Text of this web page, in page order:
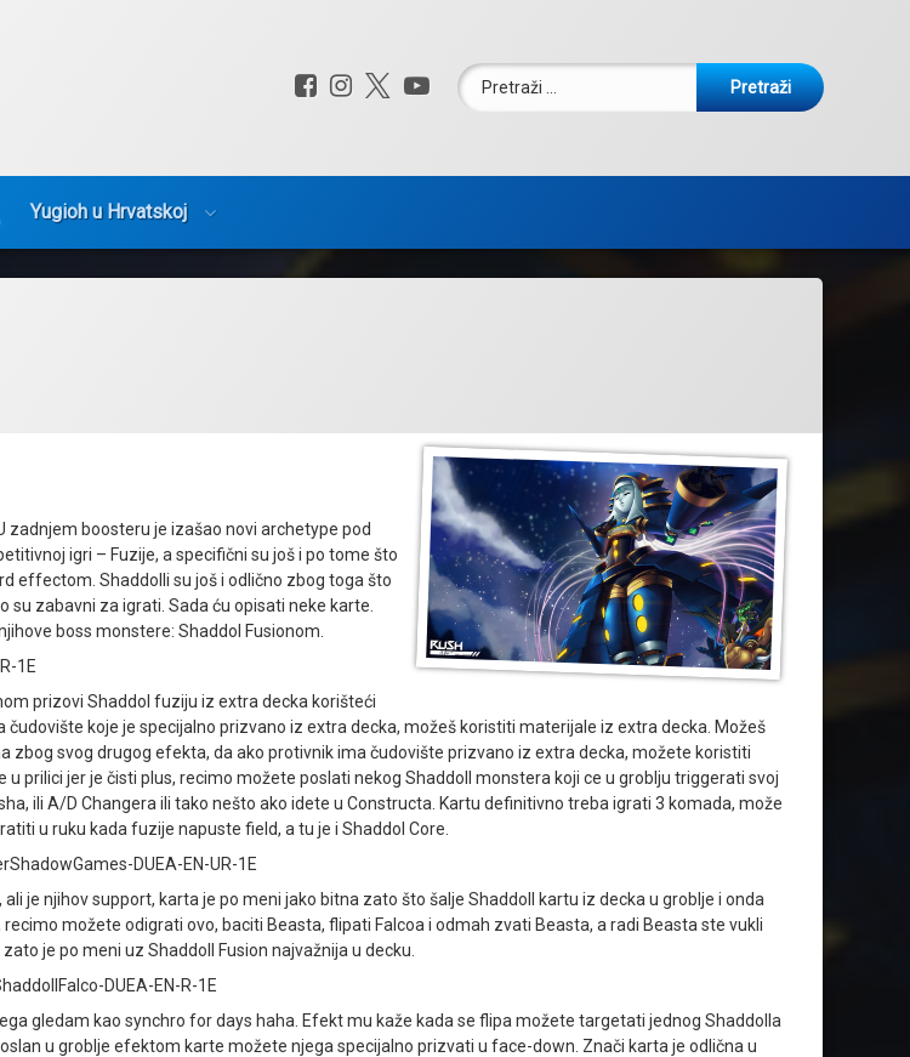
Facebook
Instagram
X.com
YouTube
Pretraži:
Yugioh u Hrvatskoj
zadnjem boosteru je izašao novi archetype pod
igri – Fuzije, a specifični su još i po tome što
effectom. Shaddolli su još i odlično zbog toga što
zabavni za igrati. Sada ću opisati neke karte.
boss monstere: Shaddol Fusionom.
prizovi Shaddol fuziju iz extra decka korišteći
koje je specijalno prizvano iz extra decka, možeš koristiti materijale iz extra decka. Možeš
zbog svog drugog efekta, da ako protivnik ima čudovište prizvano iz extra decka, možete koristiti
prilici jer je čisti plus, recimo možete poslati nekog Shaddoll monstera koji ce u groblju triggerati svoj
ili A/D Changera ili tako nešto ako idete u Constructa. Kartu definitivno treba igrati 3 komada, može
u ruku kada fuzije napuste field, a tu je i Shaddol Core.
je njihov support, karta je po meni jako bitna zato što šalje Shaddoll kartu iz decka u groblje i onda
možete odigrati ovo, baciti Beasta, flipati Falcoa i odmah zvati Beasta, a radi Beasta ste vukli
je po meni uz Shaddoll Fusion najvažnija u decku.
gledam kao synchro for days haha. Efekt mu kaže kada se flipa možete targetati jednog Shaddolla
u groblje efektom karte možete njega specijalno prizvati u face-down. Znači karta je odlična u